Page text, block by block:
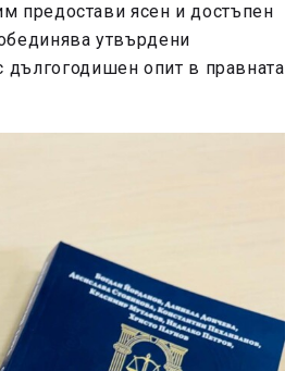
предостави ясен и достъпен
утвърдени
дългогодишен опит в правната